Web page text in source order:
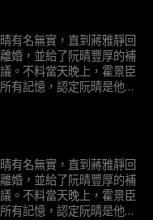
底說清楚了誤會。
有名無實，直到蔣雅靜回
婚，並給了阮晴豐厚的補
。不料當天晚上，霍景臣
有記憶，認定阮晴是他心
底說清楚了誤會。
有名無實，直到蔣雅靜回
婚，並給了阮晴豐厚的補
。不料當天晚上，霍景臣
有記憶，認定阮晴是他心